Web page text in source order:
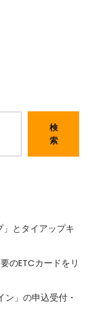
検
索
とタイアップキ
のETCカードをリ
ン」の申込受付・